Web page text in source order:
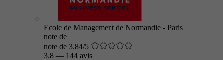
Ecole de Management de Normandie - Paris
note de
note de 3.84/5
3.8 — 144 avis